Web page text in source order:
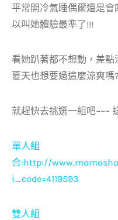
平常開冷氣睡偶爾還是
以叫她體驗最準了!!!
看她趴著都不想動，差點
夏天也想要過這麼涼爽嗎
就趕快去挑選一組吧~~~
單人組
合:http://
i_code=4119593
雙人組